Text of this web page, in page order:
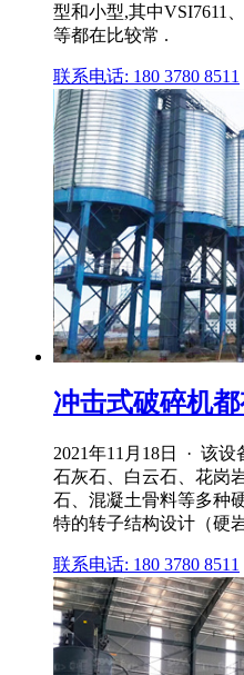
型和小型,其中VSI7611
等都在比较常 .
联系电话: 180 3780 8511
冲击式破碎机
2021年11月18日 · 该设
石灰石、白云石、花岗
石、混凝土骨料等多种
特的转子结构设计（硬
联系电话: 180 3780 8511